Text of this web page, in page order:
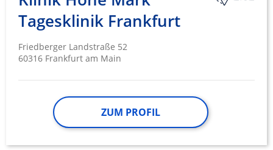
Tagesklinik Frankfurt
Friedberger Landstraße 52
60316 Frankfurt am Main
ZUM PROFIL